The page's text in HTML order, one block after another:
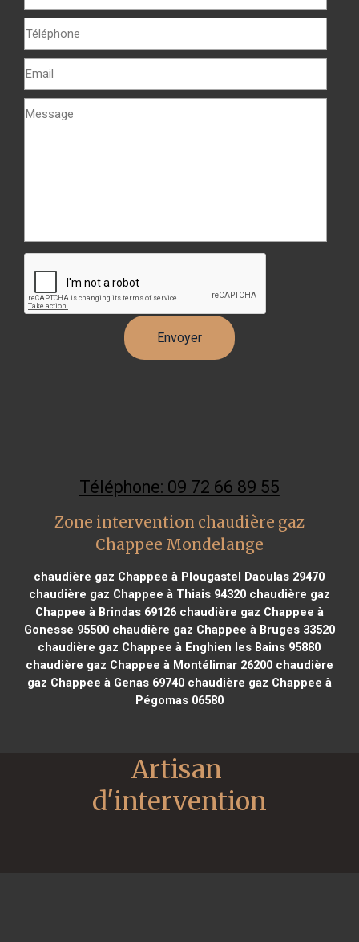
Téléphone: 09 72 66 89 55
Zone intervention chaudière gaz
Chappee Mondelange
chaudière gaz Chappee à Plougastel Daoulas 29470
chaudière gaz Chappee à Thiais 94320chaudière gaz
Chappee à Brindas 69126chaudière gaz Chappee à
Gonesse 95500chaudière gaz Chappee à Bruges 33520
chaudière gaz Chappee à Enghien les Bains 95880
chaudière gaz Chappee à Montélimar 26200chaudière
gaz Chappee à Genas 69740chaudière gaz Chappee à
Pégomas 06580
Artisan
d'intervention